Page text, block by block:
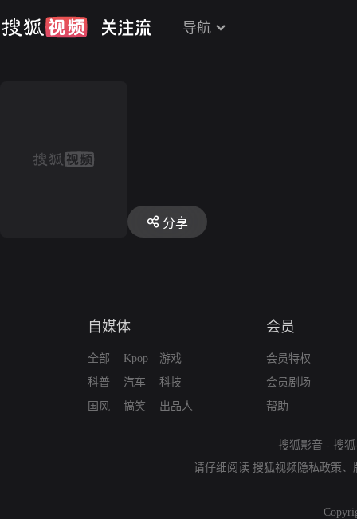
导航
分享
自媒体
全部
科普
国风
Kpop
汽车
搞笑
游戏
科技
出品人
会员
会员特权
会员剧场
帮助
搜狐影音 - 搜
请仔细阅读 搜狐视频隐私政策、